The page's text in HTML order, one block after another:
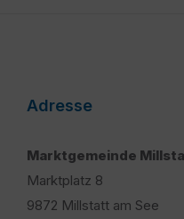
Adresse
Marktgemeinde
Marktplatz 8
9872 Millstatt am See